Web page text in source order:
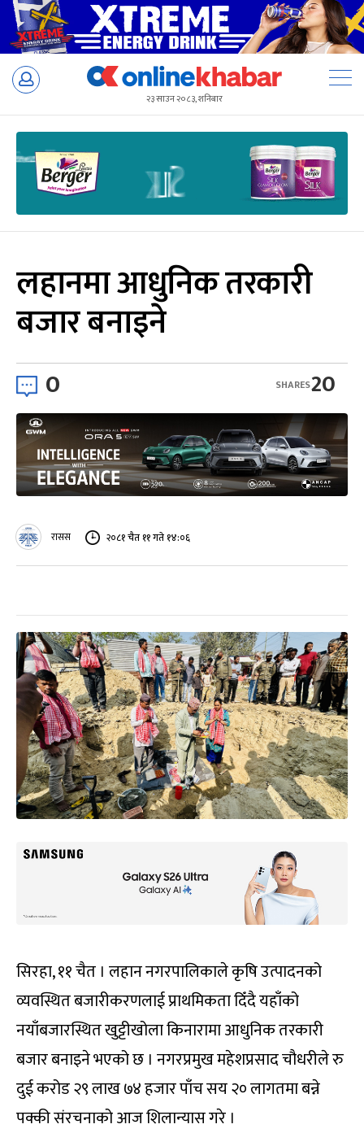
Skip
२३ साउन २०८३, शनिबार
लहानमा आधुनिक तरकारी
बजार बनाइने
0 20
SHARES
रासस २०८१ चैत ११ गते १४:०६
सिरहा, ११ चैत । लहान नगरपालिकाले कृषि उत्पादनको
व्यवस्थित बजारीकरणलाई प्राथमिकता दिँदै यहाँको
नयाँबजारस्थित खुट्टीखोला किनारामा आधुनिक तरकारी
बजार बनाइने भएको छ । नगरप्रमुख महेशप्रसाद चौधरीले रु
दुई करोड २९ लाख ७४ हजार पाँच सय २० लागतमा बन्ने
पक्की संरचनाको आज शिलान्यास गरे ।